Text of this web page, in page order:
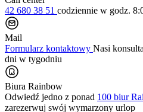
42 680 38 51 codziennie w godz.
Mail
Formularz kontaktowy Nasi
dni w tygodniu
Biura Rainbow
Odwiedź jedno z ponad 100 biur
zarezerwuj swój wymarzony urlop